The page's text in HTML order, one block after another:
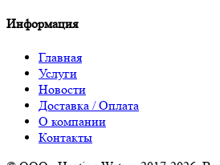
Информация
Главная
Услуги
Новости
Доставка / Оплата
О компании
Контакты